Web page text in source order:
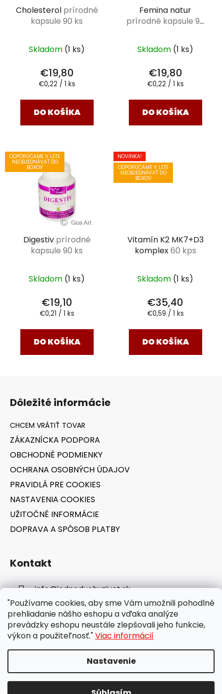
"Používame cookies, aby sme Vám umožnili pohodlné
prehliadanie nášho eshopu a vďaka analýze
prevádzky eshopu neustále zlepšovali jeho funkcie,
výkon a použiteľnosť."Viac informácií
Nastavenie
Cholesterol prírodné
kapsule 90 ks
Skladom (1 ks)
€19,80
Jednotková
€0,22 / 1 ks
DO KOŠÍKA
Femina natur
prírodné kapsule 90
hodnotenie
produktu
je
z
Skladom (1 ks)
€19,80
Jednotková
€0,22 / 1 ks
DO KOŠÍKA
ODPORÚČAME V LETE
NEOBJEDNÁVAŤ DO
BOXOV
Digestiv prírodné
kapsule 90 ks
Skladom (1 ks)
€19,10
Jednotková
€0,21 / 1 ks
DO KOŠÍKA
NOVINKA!
ODPORÚČAME V LETE
NEOBJEDNÁVAŤ DO
BOXOV
Vitamín K2 MK7+D3
komplex60 kps
Skladom (1 ks)
€35,40
Jednotková
€0,59 / 1 ks
DO KOŠÍKA
Dôležité informácie
ZÁKAZNÍCKA PODPORA
OBCHODNÉ PODMIENKY
OCHRANA OSOBNÝCH ÚDAJOV
PRAVIDLÁ PRE COOKIES
NASTAVENIA COOKIES
UŽITOČNÉ INFORMÁCIE
DOPRAVA A SPÔSOB PLATBY
Kontakt
info@jednoduchyzivot.sk
E-shop: 0948 647 767
Vytvoril Shoptet